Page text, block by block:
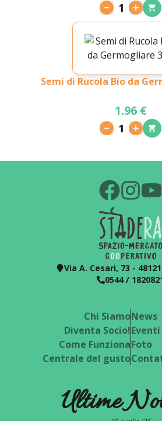
1
Semi di Rucola Bio da
1.96 €
1
Via A. Cesari, 73 -
0544 /
Chi Siamo
Diventa Socio!
Come Funziona
Centrale del gusto
News
Eventi
Foto
Ultime